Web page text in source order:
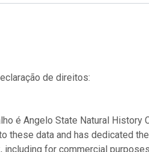
de direitos:
é Angelo State Natural History
these data and has dedicated
for commercial